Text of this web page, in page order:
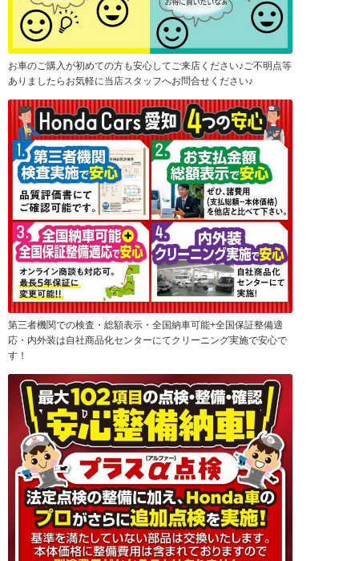
お車のご購入が初めての方も安心してご来店ください♪ご不明点等
ありましたらお気軽に当店スタッフへお問合せください♪
第三者機関での検査・総額表示・全国納車可能+全国保証整備適
応・内外装は自社商品化センターにてクリーニング実施で安心で
す！